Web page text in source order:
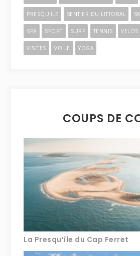
PRESQU'ILE SENTIER DU LITTORAL
SPA SPORT SURF TENNIS VELOS
VISITES VOILE YOGA
COUPS DE
La Presqu’île du Cap Ferret